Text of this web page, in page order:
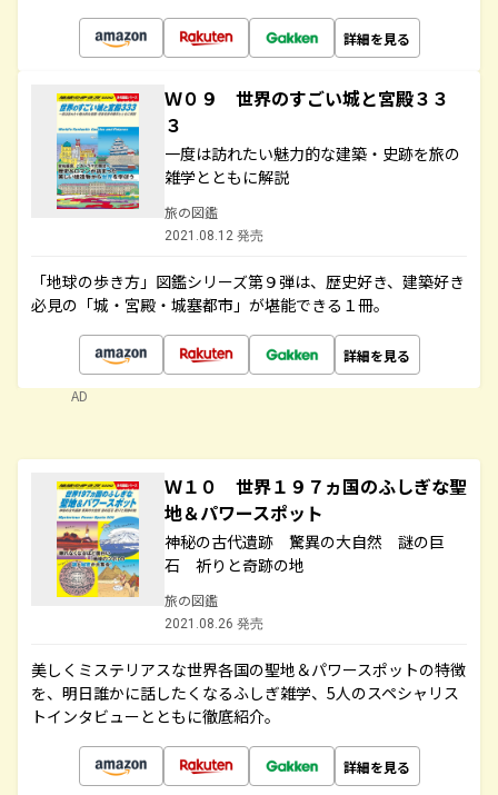
詳細を見る
Ｗ０９ 世界のすごい城と宮殿３３
３
一度は訪れたい魅力的な建築・史跡を旅の
雑学とともに解説
旅の図鑑
2021.08.12 発売
「地球の歩き方」図鑑シリーズ第９弾は、歴史好き、建築好き
必見の「城・宮殿・城塞都市」が堪能できる１冊。
詳細を見る
AD
Ｗ１０ 世界１９７ヵ国のふしぎな聖
地＆パワースポット
神秘の古代遺跡 驚異の大自然 謎の巨
石 祈りと奇跡の地
旅の図鑑
2021.08.26 発売
美しくミステリアスな世界各国の聖地＆パワースポットの特徴
を、明日誰かに話したくなるふしぎ雑学、5人のスペシャリス
トインタビューとともに徹底紹介。
詳細を見る